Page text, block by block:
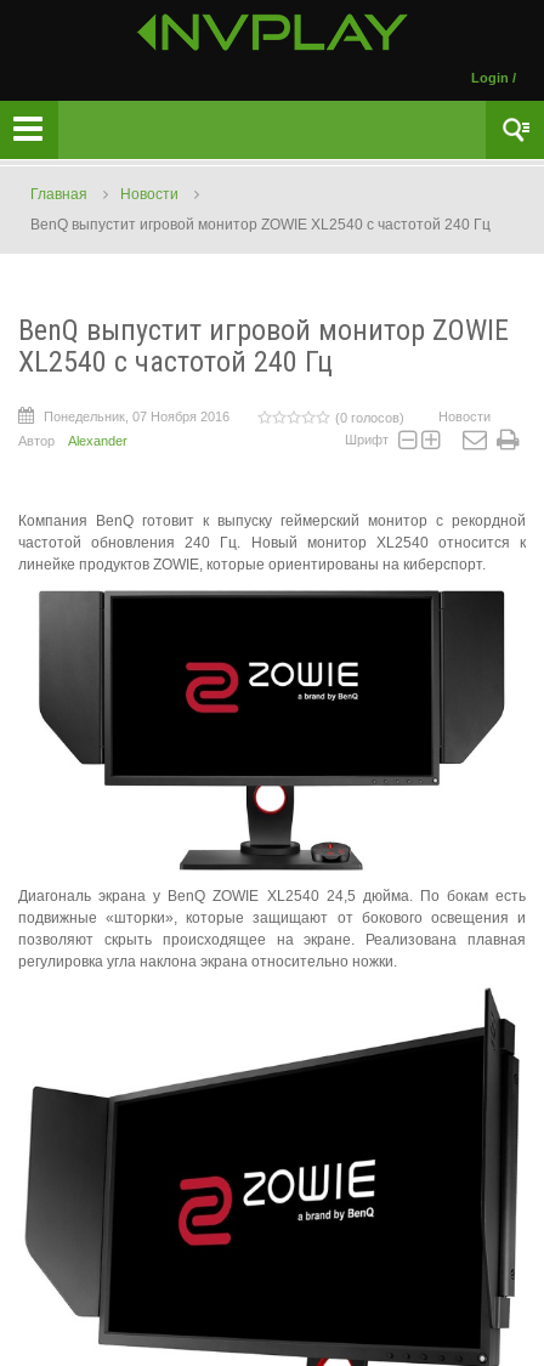
Login /
Главная
Новости
BenQ выпустит игровой монитор ZOWIE XL2540 с частотой 240 Гц
BenQ выпустит игровой монитор ZOWIE
XL2540 с частотой 240 Гц
Понедельник, 07 Ноября 2016 (0 голосов)
Новости
Автор
Alexander Шрифт
Компания BenQ готовит к выпуску геймерский монитор с рекордной
частотой обновления 240 Гц. Новый монитор XL2540 относится к
линейке продуктов ZOWIE, которые ориентированы на киберспорт.
Диагональ экрана у BenQ ZOWIE XL2540 24,5 дюйма. По бокам есть
подвижные «шторки», которые защищают от бокового освещения и
позволяют скрыть происходящее на экране. Реализована плавная
регулировка угла наклона экрана относительно ножки.